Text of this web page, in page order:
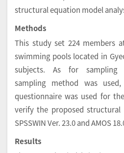
structural equation model
Methods
This study set 224 members
swimming pools located in
subjects. As for sampling
sampling method was
questionnaire was used for
verify the proposed
SPSSWIN Ver. 23.0 and AMOS
Results